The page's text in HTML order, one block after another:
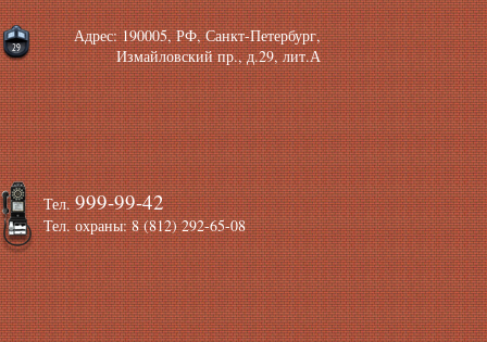
Тел.999-99-42
Тел. охраны: 8 (812) 292-65-08
Адрес: 190005, РФ, Санкт-Петербург,
Измайловский пр., д.29, лит.А